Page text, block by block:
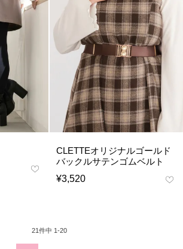
CLETTEオリジナルゴールド
バックルサテンゴムベルト
¥3,520
21件中 1-20